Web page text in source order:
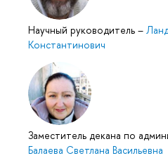
Научный руководитель –
Константинович
Заместитель декана по
Балаева Светлана Васильевна